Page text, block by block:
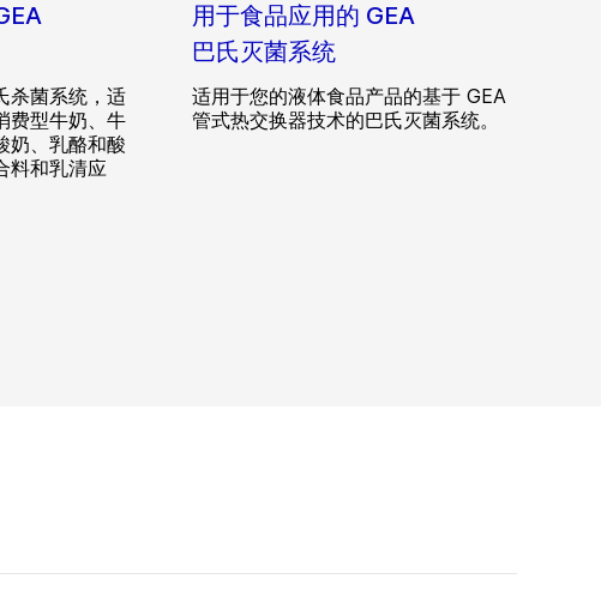
杀菌系统，适
费型牛奶、牛
奶、乳酪和酸
料和乳清应
用于食品应用的 GEA
巴氏灭菌系统
适用于您的液体食品产品的基于 GEA
管式热交换器技术的巴氏灭菌系统。